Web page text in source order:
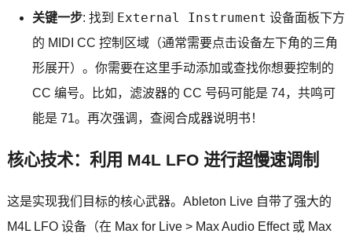
关键一步: 找到 External Instrument 设备面板下方
的 MIDI CC 控制区域（通常需要点击设备左下角的三角
形展开）。你需要在这里手动添加或查找你想要控制的
CC 编号。比如，滤波器的 CC 号码可能是 74，共鸣可
能是 71。再次强调，查阅合成器说明书！
核心技术：利用 M4L LFO 进行超慢速调制
这是实现我们目标的核心武器。Ableton Live 自带了强大的
M4L LFO 设备（在 Max for Live > Max Audio Effect 或 Max